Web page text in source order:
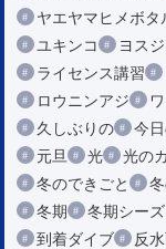
ヤエヤマヒメボタ
ユキンコ
ヨス
ライセンス講習
ロウニンアジ
久しぶりの
今
元旦
光 光の
冬のできごと
冬期
冬期シー
到着ダイブ
反